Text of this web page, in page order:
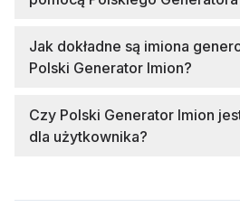
Jak dokładne są imiona
Polski Generator Imion?
Czy Polski Generator Imion
dla użytkownika?